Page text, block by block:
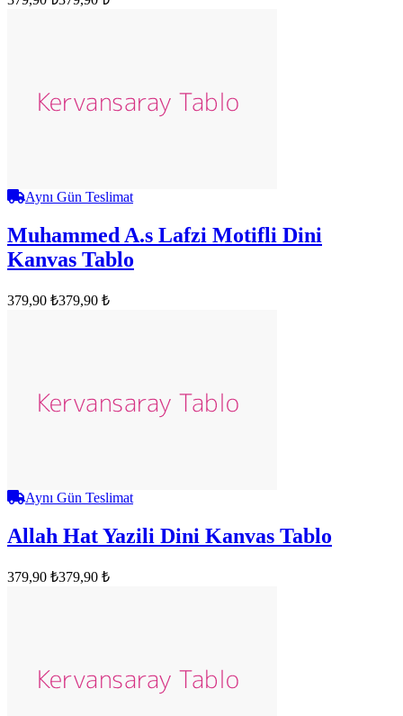
Aynı Gün Teslimat
Muhammed A.s Lafzi Motifli Dini
Kanvas Tablo
379,90 ₺379,90 ₺
Aynı Gün Teslimat
Allah Hat Yazili Dini Kanvas Tablo
379,90 ₺379,90 ₺